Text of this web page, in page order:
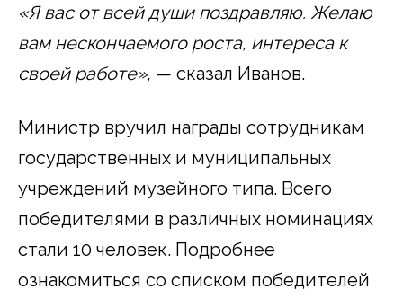
«Я вас от всей души поздравляю. Желаю
вам нескончаемого роста, интереса к
своей работе», — сказал Иванов.
Министр вручил награды сотрудникам
государственных и муниципальных
учреждений музейного типа. Всего
победителями в различных номинациях
стали 10 человек. Подробнее
ознакомиться со списком победителей